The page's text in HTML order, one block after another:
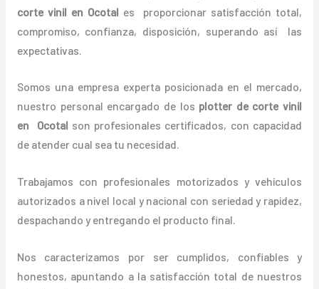
corte vinil en Ocotal es proporcionar satisfacción total,
compromiso, confianza, disposición, superando así las
expectativas.
Somos una empresa experta posicionada en el mercado,
nuestro personal encargado de los plotter de corte vinil
en Ocotal son profesionales certificados, con capacidad
de atender cual sea tu necesidad.
Trabajamos con profesionales motorizados y vehículos
autorizados a nivel local y nacional con seriedad y rapidez,
despachando y entregando el producto final.
Nos caracterizamos por ser cumplidos, confiables y
honestos, apuntando a la satisfacción total de nuestros